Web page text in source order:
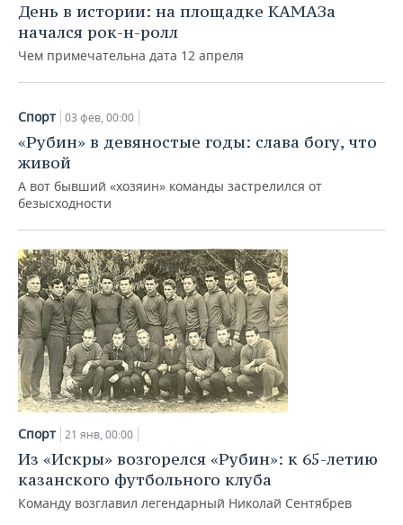
День в истории: на площадке КАМАЗа
начался рок-н-ролл
Чем примечательна дата 12 апреля
Спорт 03 фев, 00:00
«Рубин» в девяностые годы: слава богу, что
живой
А вот бывший «хозяин» команды застрелился от
безысходности
Спорт 21 янв, 00:00
Из «Искры» возгорелся «Рубин»: к 65-летию
казанского футбольного клуба
Команду возглавил легендарный Николай Сентябрев